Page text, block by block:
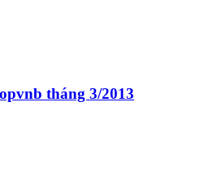
tháng 3/2013